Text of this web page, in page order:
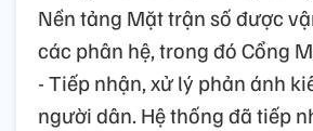
Nền tảng Mặt trận số được
các phân hệ, trong đó Cổng
- Tiếp nhận, xử lý phản ánh
người dân. Hệ thống đã tiếp